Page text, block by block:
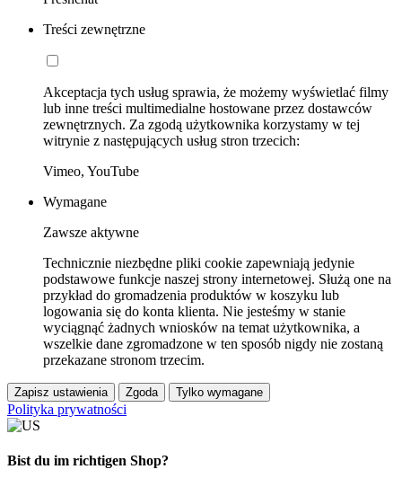
Treści zewnętrzne
Akceptacja tych usług sprawia, że możemy wyświetlać filmy
lub inne treści multimedialne hostowane przez dostawców
zewnętrznych. Za zgodą użytkownika korzystamy w tej
witrynie z następujących usług stron trzecich:
Vimeo, YouTube
Wymagane
Zawsze aktywne
Technicznie niezbędne pliki cookie zapewniają jedynie
podstawowe funkcje naszej strony internetowej. Służą one na
przykład do gromadzenia produktów w koszyku lub
logowania się do konta klienta. Nie jesteśmy w stanie
wyciągnąć żadnych wniosków na temat użytkownika, a
wszelkie dane zgromadzone w ten sposób nigdy nie zostaną
przekazane stronom trzecim.
Zapisz ustawienia Zgoda Tylko wymagane
Polityka prywatności
Bist du im richtigen Shop?